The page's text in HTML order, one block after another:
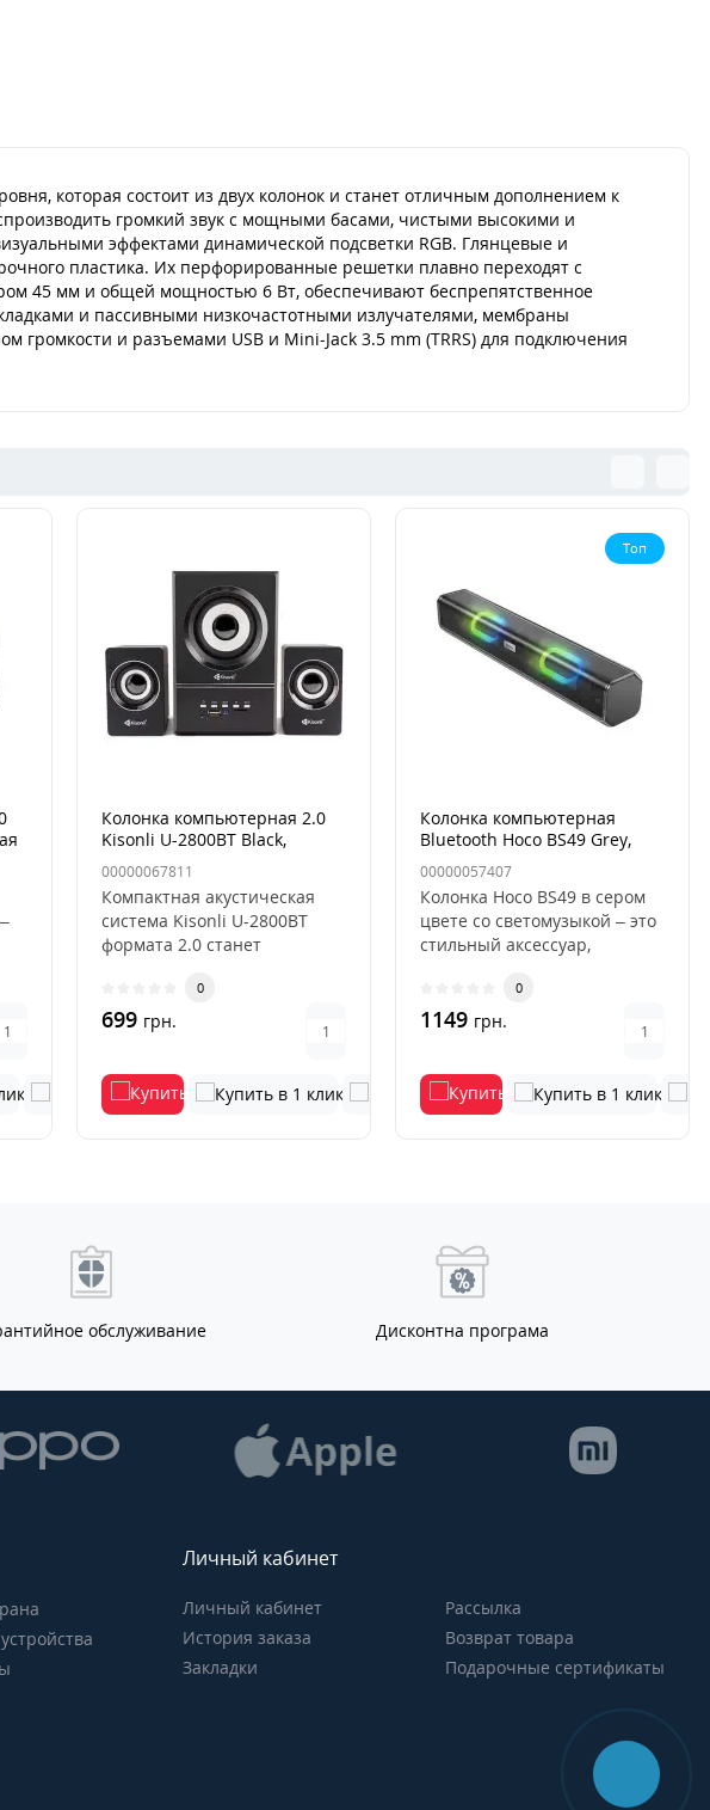
которая состоит из двух колонок и станет отличным дополнением к
громкий звук с мощными басами, чистыми высокими и
эффектами динамической подсветки RGB. Глянцевые и
пластика. Их перфорированные решетки плавно переходят с
45 мм и общей мощностью 6 Вт, обеспечивают беспрепятственное
и пассивными низкочастотными излучателями, мембраны
и разъемами USB и Mini-Jack 3.5 mm (TRRS) для подключения
Колонка компьютерная 2.0
Kisonli U-2800BT Black,
Черная
00000067811
Компактная акустическая
система Kisonli U-2800BT
формата 2.0 станет
0
699 грн.
Топ
Колонка компьютерная
Bluetooth Hoco BS49 Grey,
Серая
00000057407
Колонка Hoco BS49 в сером
цвете со светомузыкой – это
стильный аксессуар,
0
1149 грн.
обслуживание Дисконтна програма
Личный кабинет
Личный кабинет
История заказа
Закладки
Рассылка
Возврат товара
Подарочные сертификаты